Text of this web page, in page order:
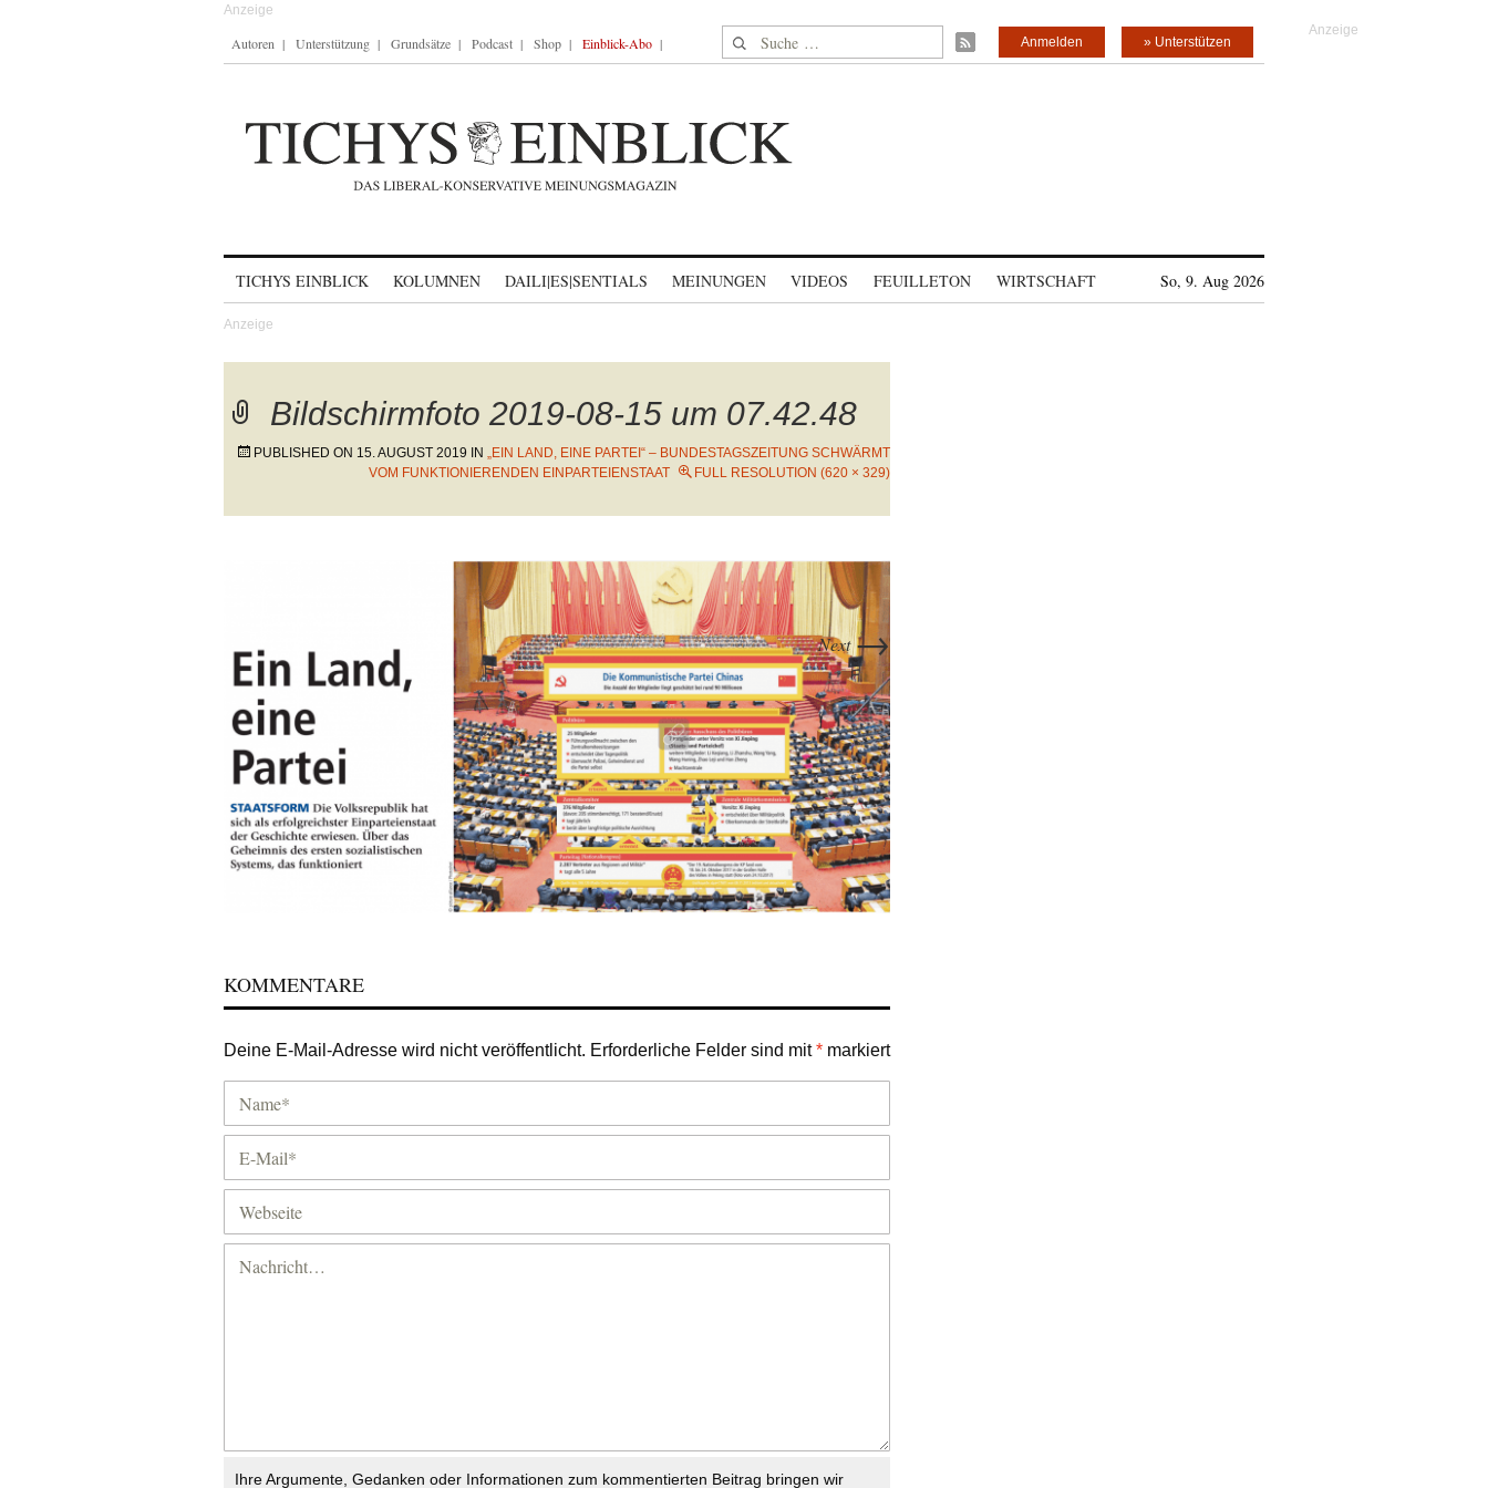
Autoren Unterstützung Grundsätze Podcast Shop Einblick-Abo Suche nach: » Unterstützen
Anmelden
TICHYS EINBLICK KOLUMNEN DAILI|ES|SENTIALS MEINUNGEN VIDEOS FEUILLETON WIRTSCHAFT So, 9. Aug 2026
Bildschirmfoto 2019-08-15 um 07.42.48
PUBLISHED ON 15. AUGUST 2019 IN „EIN LAND, EINE PARTEI“ – BUNDESTAGSZEITUNG SCHWÄRMT
VOM FUNKTIONIERENDEN EINPARTEIENSTAAT
FULL RESOLUTION (620 × 329)
Next→
KOMMENTARE
Deine E-Mail-Adresse wird nicht veröffentlicht. Erforderliche Felder sind mit* markiert
Ihre Argumente, Gedanken oder Informationen zum kommentierten Beitrag bringen wir